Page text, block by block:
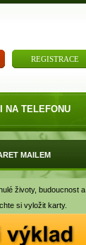
REGISTRACE
NA TELEFONU
MAILEM
životy, budoucnost a
si vyložit karty.